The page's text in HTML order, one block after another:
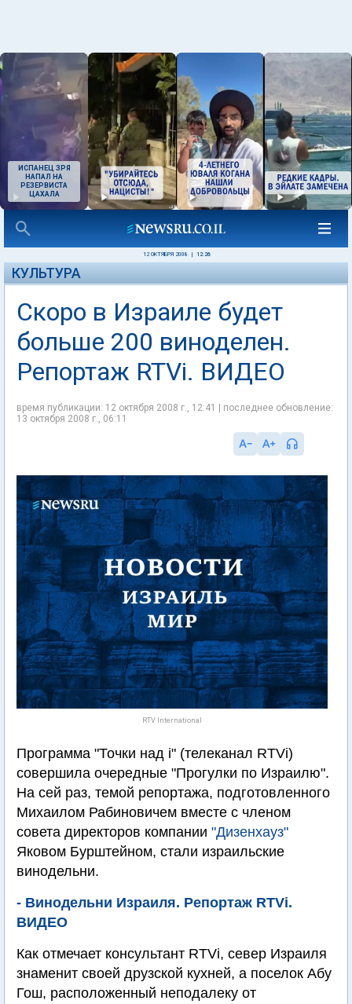
ИСПАНЕЦ ЗРЯ
НАПАЛ НА
РЕЗЕРВИСТА
ЦАХАЛА
12 ОКТЯБРЯ 2008 12:26
КУЛЬТУРА
Скоро в Израиле будет
больше 200 виноделен.
Репортаж RTVi. ВИДЕО
время публикации: 12 октября 2008 г., 12:41 | последнее обновление:
13 октября 2008 г., 06:11
RTV International
Программа "Точки над i" (телеканал RTVi)
совершила очередные "Прогулки по Израилю".
На сей раз, темой репортажа, подготовленного
Михаилом Рабиновичем вместе с членом
совета директоров компании "Дизенхауз"
Яковом Бурштейном, стали израильские
винодельни.
- Винодельни Израиля. Репортаж RTVi.
ВИДЕО
Как отмечает консультант RTVi, север Израиля
знаменит своей друзской кухней, а поселок Абу
Гош, расположенный неподалеку от